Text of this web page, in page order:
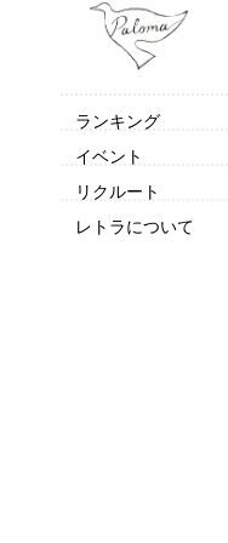
ランキング
イベント
リクルート
レトラについて